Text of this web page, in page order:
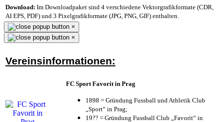
Download: Im Downloadpaket sind 4 verschiedene Vektorgrafikformate (CDR,
AI EPS, PDF) und 3 Pixelgrafikformate (JPG, PNG, GIF) enthalten.
×
×
Vereinsinformationen:
FC Sport Favorit in Prag
1898 = Gründung Fussball und Athletik Club
„Sport“ in Prag;
19?? = Gründung Fussball Club „Favorit“ in